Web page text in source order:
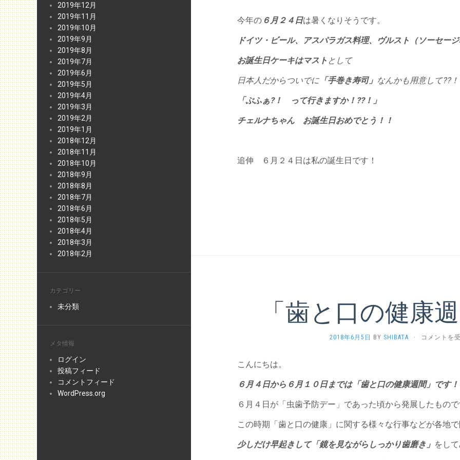
2019年12月
2019年11月
2019年10月
2019年9月
2019年8月
2019年7月
2019年6月
2019年5月
2019年4月
2019年3月
2019年2月
2019年1月
2018年12月
2018年11月
2018年10月
2018年9月
2018年8月
2018年7月
2018年6月
2018年5月
2018年4月
2018年3月
2018年2月
カテゴリー
未分類
メタ情報
ログイン
投稿フィード
コメントフィード
WordPress.org
今年の ６月２４日は暑くなりそうです。
ドイツ・ビール、アスパラガス料理、ヴルスト（ソーセー
お誕生日ケーキはマスト として
日本人だからついでに 「手巻き寿司」 なんかも用意して??！
「ぷふぁ?！ って行きますか！??！」
チェルナちゃん お誕生日おめでとう！！
追伸 ６月２４日は私の誕生日です！
「歯と口の健康
2018年6月5日 BY SHIBATA ·
「歯
康
間」
す！
コメントを
こんにちは。
６月４日から６月１０日までは「歯と口の健康週間」です！
６月４日が「虫歯予防デー」であった頃から発展したもの
この時期「歯と口の健康」に関する様々な行事などが各地
少しだけ早起きして「鏡を見ながらしっかり歯磨き」 をし